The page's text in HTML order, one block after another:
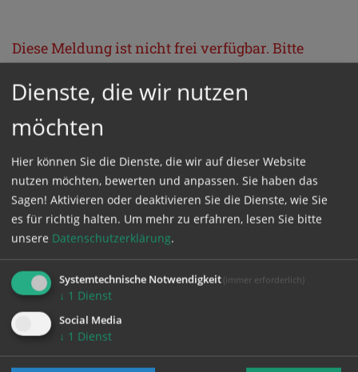
Diese Meldung ist nicht frei verfügbar. Bitte
ProduktKathpress_online.
Bitte melden Sie sich mit Ihrem Benutzernamen
und Passwort an.
Benutzername
Passwort
Dienste, die wir nutzen
möchten
Hier können Sie die Dienste, die wir auf dieser Website
nutzen möchten, bewerten und anpassen. Sie haben das
Sagen! Aktivieren oder deaktivieren Sie die Dienste, wie Sie
es für richtig halten. Um mehr zu erfahren, lesen Sie bitte
unsere Datenschutzerklärung.
Systemtechnische Notwendigkeit (immer erforderlich)
↓ 1 Dienst
Social Media
↓ 1 Dienst